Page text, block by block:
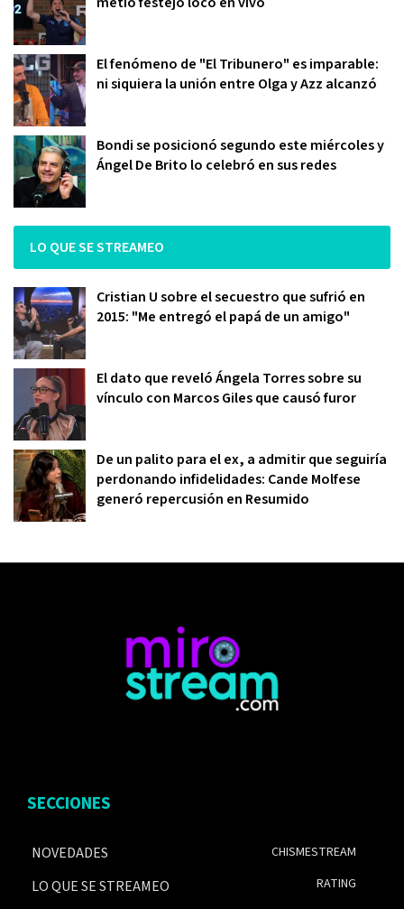
El fenómeno de "El Tribunero" es imparable:
ni siquiera la unión entre Olga y Azz alcanzó
Bondi se posicionó segundo este miércoles y
Ángel De Brito lo celebró en sus redes
LO QUE SE STREAMEO
Cristian U sobre el secuestro que sufrió en
2015: "Me entregó el papá de un amigo"
El dato que reveló Ángela Torres sobre su
vínculo con Marcos Giles que causó furor
De un palito para el ex, a admitir que seguiría
perdonando infidelidades: Cande Molfese
generó repercusión en Resumido
SECCIONES
NOVEDADES
LO QUE SE STREAMEO
CHISMESTREAM
RATING